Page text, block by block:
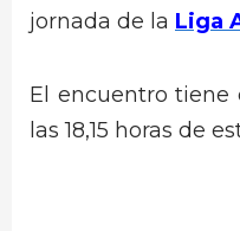
jornada de la Liga
El encuentro tiene
las 18,15 horas de